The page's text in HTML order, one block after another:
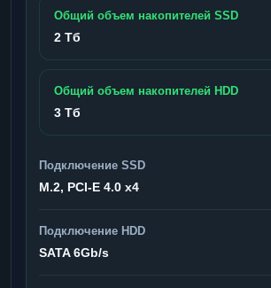
Общий объем накопителей SSD
2 Тб
Общий объем накопителей HDD
3 Тб
Подключение SSD
M.2, PCI-E 4.0 x4
Подключение HDD
SATA 6Gb/s